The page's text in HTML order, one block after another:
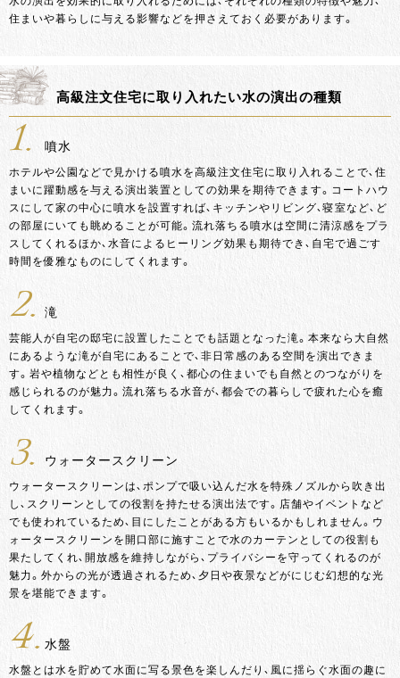
住まいや暮らしに与える影響などを押さえておく必要があります。
高級注文住宅に取り入れたい水の演出の種類
1. 噴水
ホテルや公園などで見かける噴水を高級注文住宅に取り入れることで、住
まいに躍動感を与える演出装置としての効果を期待できます。コートハウ
スにして家の中心に噴水を設置すれば、キッチンやリビング、寝室など、ど
の部屋にいても眺めることが可能。流れ落ちる噴水は空間に清涼感をプラ
スしてくれるほか、水音によるヒーリング効果も期待でき、自宅で過ごす
時間を優雅なものにしてくれます。
2. 滝
芸能人が自宅の邸宅に設置したことでも話題となった滝。本来なら大自然
にあるような滝が自宅にあることで、非日常感のある空間を演出できま
す。岩や植物などとも相性が良く、都心の住まいでも自然とのつながりを
感じられるのが魅力。流れ落ちる水音が、都会での暮らしで疲れた心を癒
してくれます。
3. ウォータースクリーン
ウォータースクリーンは、ポンプで吸い込んだ水を特殊ノズルから吹き出
し、スクリーンとしての役割を持たせる演出法です。店舗やイベントなど
でも使われているため、目にしたことがある方もいるかもしれません。ウ
ォータースクリーンを開口部に施すことで水のカーテンとしての役割も
果たしてくれ、開放感を維持しながら、プライバシーを守ってくれるのが
魅力。外からの光が透過されるため、夕日や夜景などがにじむ幻想的な光
景を堪能できます。
4. 水盤
水盤とは水を貯めて水面に写る景色を楽しんだり、風に揺らぐ水面の趣に